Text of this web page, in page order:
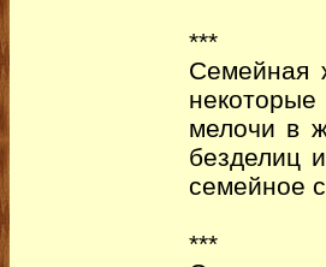
***
Семейная
мелочи в
безделиц
семейное
***